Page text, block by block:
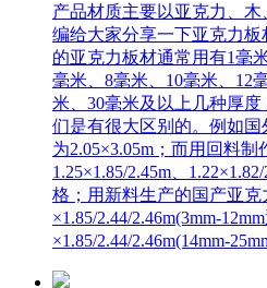
产品材质主要以亚克力、
编给大家分享一下亚克力
的亚克力板材通常用有1毫
毫米、8毫米、10毫米、12
米、30毫米及以上几种厚
们是有很大区别的。例如
为2.05×3.05m；而用回料
1.25×1.85/2.45m、
格；用新料生产的国产亚克
×1.85/2.44/2.46m(3mm-
×1.85/2.44/2.46m(14mm-